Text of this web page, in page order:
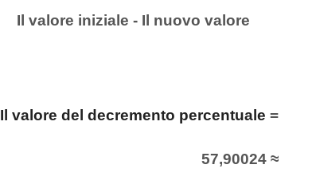
Il valore iniziale - Il nuovo valore
Il valore del decremento percentuale =
57,90024 ≈